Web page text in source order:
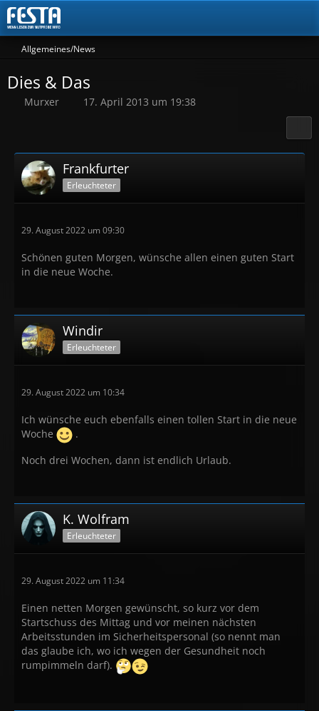
Allgemeines/News
Dies & Das
Murxer 17. April 2013 um 19:38
Frankfurter
Erleuchteter
29. August 2022 um 09:30
Schönen guten Morgen, wünsche allen einen guten Start
in die neue Woche.
Windir
Erleuchteter
29. August 2022 um 10:34
Ich wünsche euch ebenfalls einen tollen Start in die neue
Woche
.
Noch drei Wochen, dann ist endlich Urlaub.
K. Wolfram
Erleuchteter
29. August 2022 um 11:34
Einen netten Morgen gewünscht, so kurz vor dem
Startschuss des Mittag und vor meinen nächsten
Arbeitsstunden im Sicherheitspersonal (so nennt man
das glaube ich, wo ich wegen der Gesundheit noch
rumpimmeln darf).